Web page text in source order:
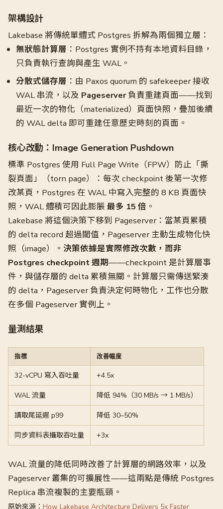
架構設計
Lakebase 將傳統單體式 Postgres 拆解為兩個獨立層：
無狀態計算層 ：Postgres 實例不持有本地資料目錄，
只負責執行查詢與產生 WAL。
分散式儲存層 ：由 Paxos quorum 的 safekeeper 接收
WAL 串流，以及 Pageserver負責重建頁面——找到
最近一次的物化（materialized）頁面快照，疊加後續
的 WAL delta 即可重建任意歷史時刻的頁面。
核心改動：Image Generation Pushdown
標準 Postgres 使用 Full Page Write（FPW）防止「撕
裂頁面」（torn page）：每次 checkpoint 後第一次修
改某頁，Postgres 在 WAL 中寫入完整的 8 KB 頁面快
照，WAL 體積可因此膨脹 最多 15 倍 。
Lakebase 將這個決策下移到 Pageserver：當某頁累積
的 delta record 超過閾值，Pageserver 主動生成物化快
照（image）。 決策依據是實際修改次數，而非
Postgres checkpoint 週期——checkpoint 是計算層事
件，與儲存層的 delta 累積無關。計算層只需傳送緊湊
的 delta，Pageserver 負責決定何時物化，工作也分散
在多個 Pageserver 實例上。
量測結果
指標 改善幅度
32-vCPU 寫入吞吐量 +4.5x
WAL 流量 降低 94%（30 MB/s → 1 MB/s）
讀取尾延遲 p99 降低 30–50%
同步資料表攝取吞吐量 +3x
WAL 流量的降低同時改善了計算層的網路效率，以及
Pageserver 叢集的可擴展性——這兩點是傳統 Postgres
Replica 串流複製的主要瓶頸。
原始來源： How Lakebase Architecture Delivers 5x Faster